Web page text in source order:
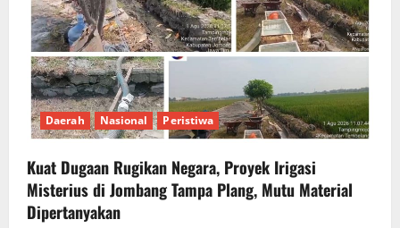
Daerah Nasional Peristiwa
Kuat Dugaan Rugikan Negara, ​Proyek Irigasi
Misterius di Jombang Tampa Plang, Mutu Material
Dipertanyakan